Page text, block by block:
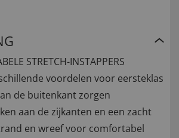
STRETCH-INSTAPPERS
voordelen voor eersteklas
de buitenkant zorgen
aan de zijkanten en een zacht
en wreef voor comfortabel